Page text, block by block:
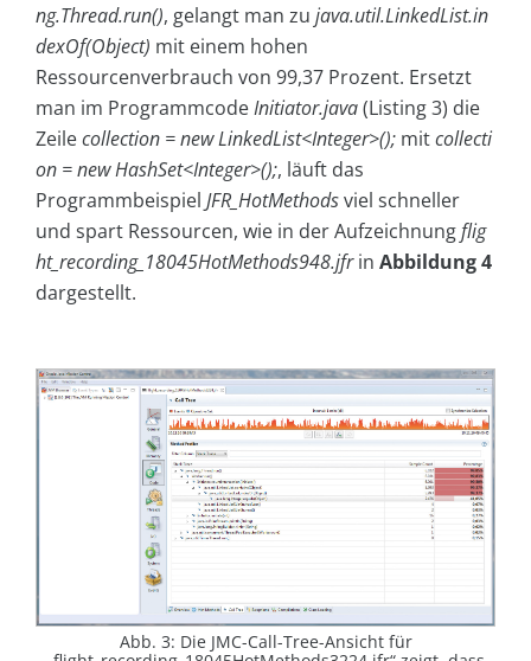
ng.Thread.run(), gelangt man zu java.util.LinkedList.in
dexOf(Object) mit einem hohen
Ressourcenverbrauch von 99,37 Prozent. Ersetzt
man im ProgrammcodeInitiator.java(Listing 3) die
Zeilecollection = new LinkedList<Integer>(); mitcollecti
on = new HashSet<Integer>();, läuft das
Programmbeispiel JFR_HotMethodsviel schneller
und spart Ressourcen, wie in der Aufzeichnungflig
ht_recording_18045HotMethods948.jfrin Abbildung 4
dargestellt.
Abb. 3: Die JMC-Call-Tree-Ansicht für